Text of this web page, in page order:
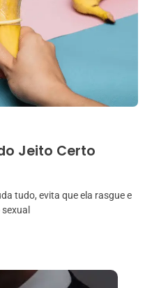
Jeito Certo
tudo, evita que ela rasgue e